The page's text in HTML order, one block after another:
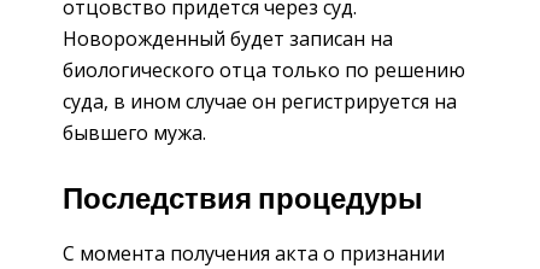
отцовство придется через суд.
Новорожденный будет записан на
биологического отца только по решению
суда, в ином случае он регистрируется на
бывшего мужа.
Последствия процедуры
С момента получения акта о признании